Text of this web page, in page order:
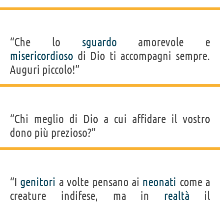
“Che lo sguardo amorevole e
misericordioso di Dio ti accompagni sempre.
Auguri piccolo!”
“Chi meglio di Dio a cui affidare il vostro
dono più prezioso?”
“I genitori a volte pensano ai neonati come a
creature indifese, ma in realtà il